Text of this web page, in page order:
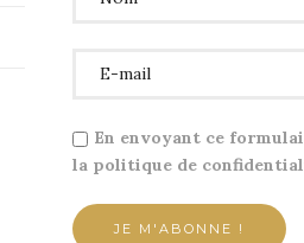
En envoyant ce
la politique de